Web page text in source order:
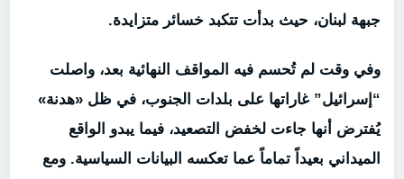
جبهة لبنان، حيث بدأت تتكبد خسائر متزايدة.
وفي وقت لم تُحسم فيه المواقف النهائية بعد، واصلت
“إسرائيل” غاراتها على بلدات الجنوب، في ظل «هدنة»
يُفترض أنها جاءت لخفض التصعيد، فيما يبدو الواقع
الميداني بعيداً تماماً عما تعكسه البيانات السياسية. ومع